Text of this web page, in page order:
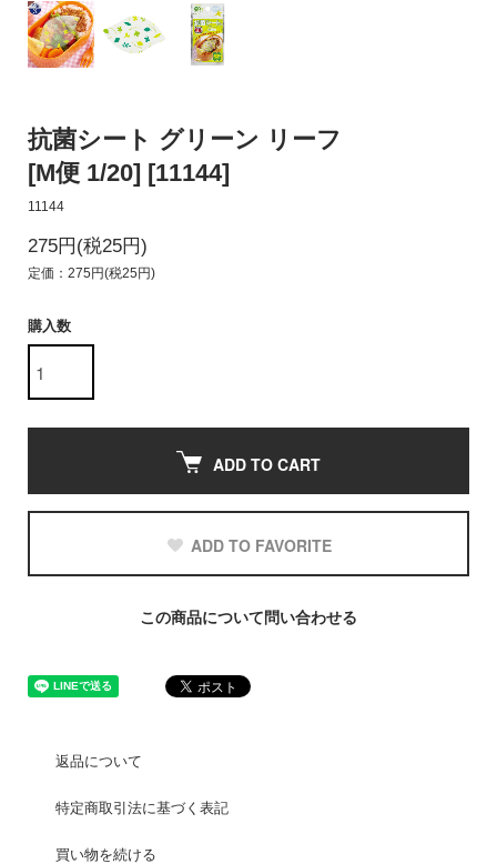
抗菌シート グリーン リーフ
[M便 1/20] [11144]
11144
275円(税25円)
定価：275円(税25円)
購入数
ADD TO CART
ADD TO FAVORITE
この商品について問い合わせる
返品について
特定商取引法に基づく表記
買い物を続ける